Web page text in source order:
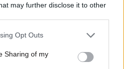
may further disclose it to other
app uses one or more Google
behaviour. You may click to
and its third-party tags to
Opt Outs
Sharing of my